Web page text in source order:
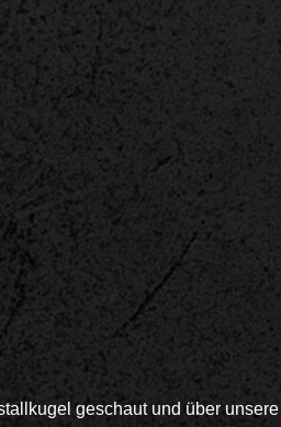
geschaut und über unsere